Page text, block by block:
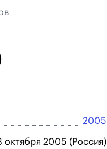
2005
октября 2005 (Россия)